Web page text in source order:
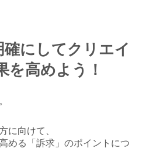
確にしてクリエイ
を高めよう！
に向けて、
める「訴求」のポイントにつ